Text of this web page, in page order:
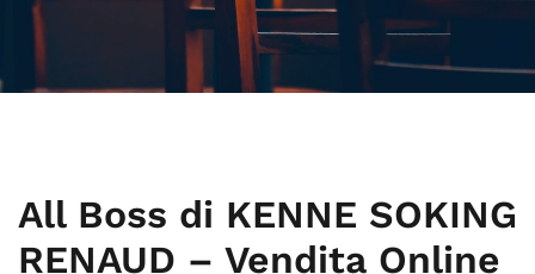
All Boss di KENNE SOKING
RENAUD – Vendita Online